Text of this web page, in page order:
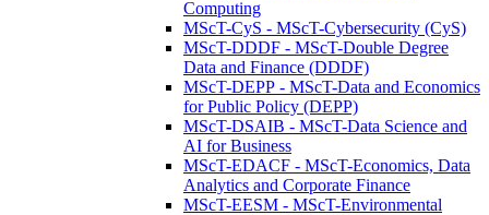
Computing
MScT-CyS - MScT-Cybersecurity (CyS)
MScT-DDDF - MScT-Double Degree
Data and Finance (DDDF)
MScT-DEPP - MScT-Data and Economics
for Public Policy (DEPP)
MScT-DSAIB - MScT-Data Science and
AI for Business
MScT-EDACF - MScT-Economics, Data
Analytics and Corporate Finance
MScT-EESM - MScT-Environmental